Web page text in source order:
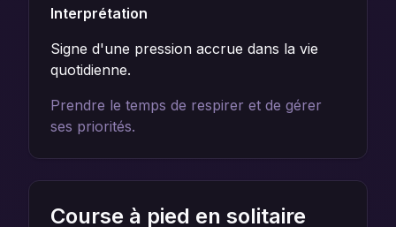
Interprétation
Signe d'une pression accrue dans la vie
quotidienne.
Prendre le temps de respirer et de gérer
ses priorités.
Course à pied en solitaire